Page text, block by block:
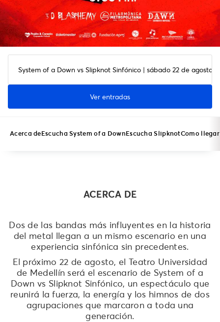
System of a Down vs Slipknot Sinfónico | sábado 22 de agosto
Ver entradas
Acerca deEscucha System of a DownEscucha SlipknotComo llegar
ACERCA DE
Dos de las bandas más influyentes en la historia
del metal llegan a un mismo escenario en una
experiencia sinfónica sin precedentes.
El próximo 22 de agosto, el Teatro Universidad
de Medellín será el escenario de System of a
Down vs Slipknot Sinfónico, un espectáculo que
reunirá la fuerza, la energía y los himnos de dos
agrupaciones que marcaron a toda una
generación.